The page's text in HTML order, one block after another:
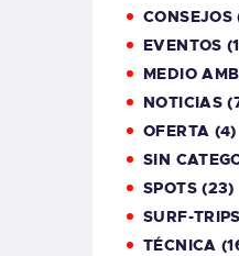
CONSEJOS
EVENTOS
MEDIO
NOTICIAS
OFERTA (4)
SIN
SPOTS(23)
SURF-TRIPS
TÉCNICA